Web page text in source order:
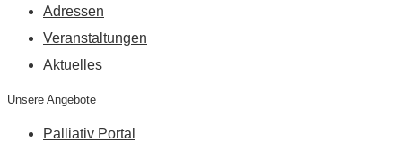
Adressen
Veranstaltungen
Aktuelles
Unsere Angebote
Palliativ Portal